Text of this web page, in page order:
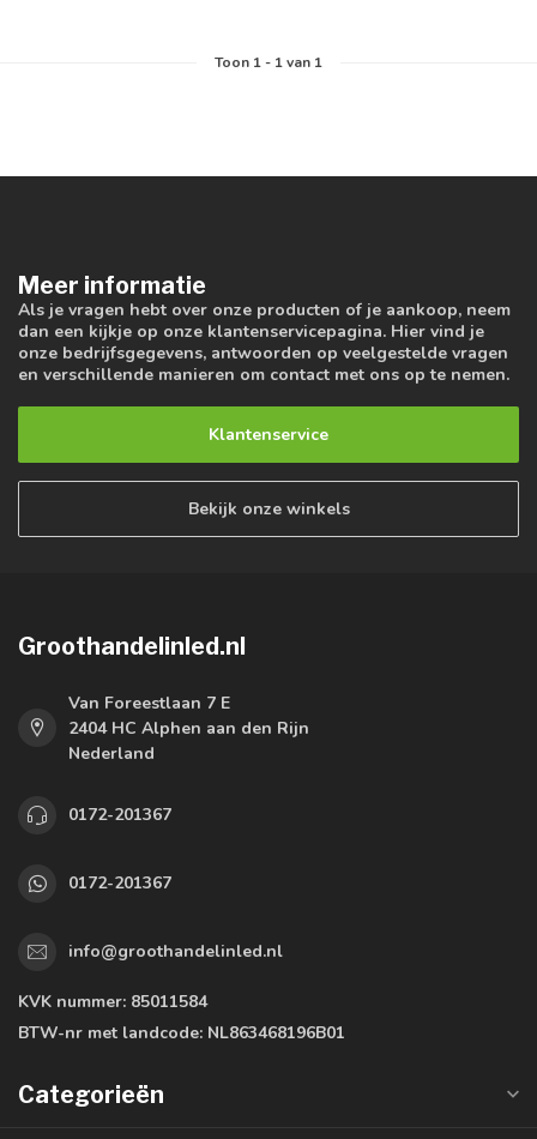
Toon 1- 1van 1
Meer informatie
Als je vragen hebt over onze producten of je aankoop, neem
dan een kijkje op onze klantenservicepagina. Hier vind je
onze bedrijfsgegevens, antwoorden op veelgestelde vragen
en verschillende manieren om contact met ons op te nemen.
Klantenservice
Bekijk onze winkels
Groothandelinled.nl
Van Foreestlaan 7 E
2404 HC Alphen aan den Rijn
Nederland
0172-201367
0172-201367
info@groothandelinled.nl
KVK nummer: 85011584
BTW-nr met landcode: NL863468196B01
Categorieën